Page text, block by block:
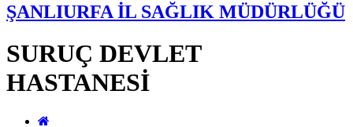
ŞANLIURFA İL SAĞLIK MÜDÜRLÜĞÜ
SURUÇ DEVLET
HASTANESİ